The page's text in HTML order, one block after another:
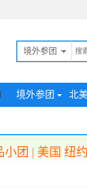
境外参团
境外参团 北
小团 | 美国